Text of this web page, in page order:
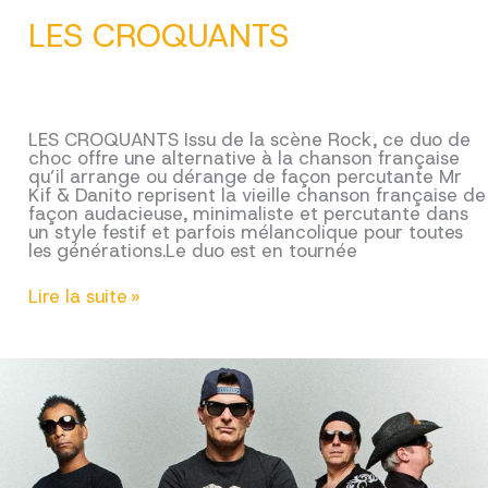
LES CROQUANTS
LES CROQUANTS Issu de la scène Rock, ce duo de
choc offre une alternative à la chanson française
qu’il arrange ou dérange de façon percutante Mr
Kif & Danito reprisent la vieille chanson française de
façon audacieuse, minimaliste et percutante dans
un style festif et parfois mélancolique pour toutes
les générations.Le duo est en tournée
LES
Lire la suite »